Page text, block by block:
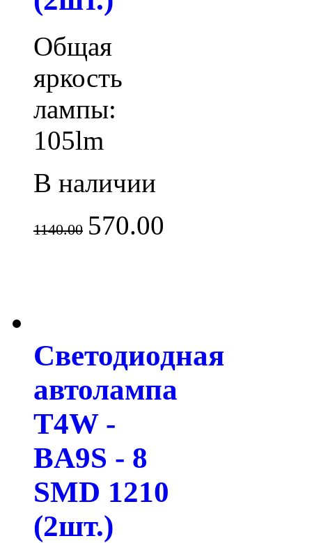
Общая
яркость
лампы:
105lm
В наличии
1140.00 570.00
Светодиодная
автолампа
T4W -
BA9S - 8
SMD 1210
(2шт.)